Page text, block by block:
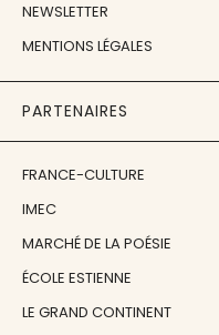
NEWSLETTER
MENTIONS LÉGALES
PARTENAIRES
FRANCE-CULTURE
IMEC
MARCHÉ DE LA POÉSIE
ÉCOLE ESTIENNE
LE GRAND CONTINENT